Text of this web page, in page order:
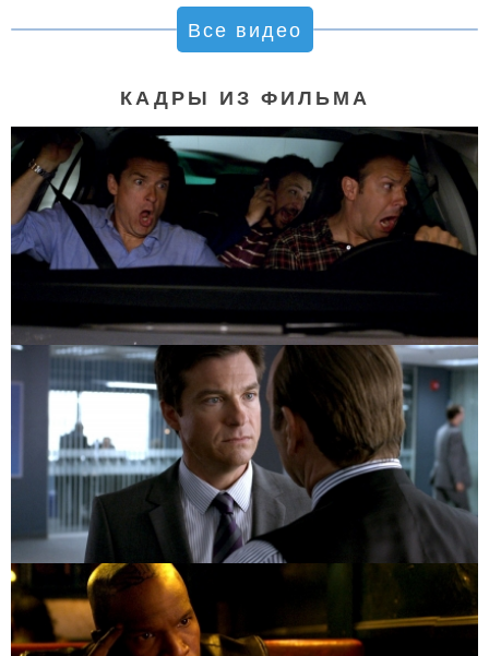
Все видео
КАДРЫ ИЗ ФИЛЬМА